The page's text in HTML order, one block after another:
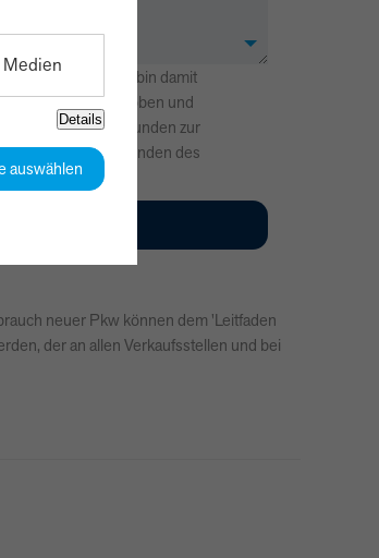
genommen und bin damit
elektronisch erhoben und
streng zweckgebunden zur
Mit dem Absenden des
einverstanden.
neuer Pkw können dem 'Leitfaden
der an allen Verkaufsstellen und bei
Details
auswählen